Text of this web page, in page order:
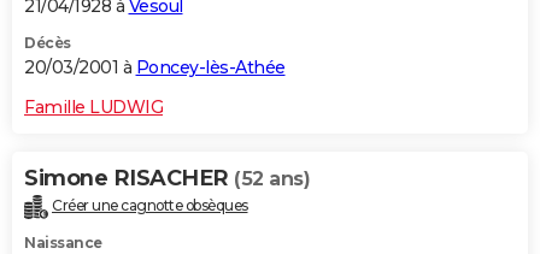
21/04/1928 à Vesoul
Décès
20/03/2001 à Poncey-lès-Athée
Famille LUDWIG
Simone RISACHER (52 ans)
Créer une cagnotte obsèques
Naissance